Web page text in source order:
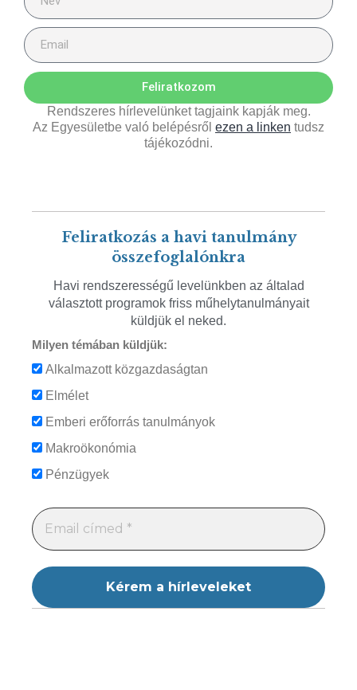
Feliratkozom
Rendszeres hírlevelünket tagjaink kapják meg.
Az Egyesületbe való belépésről ezen a linken tudsz
tájékozódni.
Feliratkozás a havi tanulmány
összefoglalónkra
Havi rendszerességű levelünkben az általad
választott programok friss műhelytanulmányait
küldjük el neked.
Milyen témában küldjük:
Alkalmazott közgazdaságtan
Elmélet
Emberi erőforrás tanulmányok
Makroökonómia
Pénzügyek